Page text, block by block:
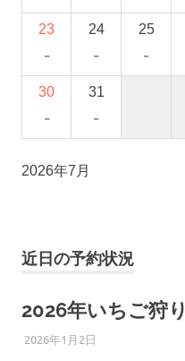
23
-
24
-
25
-
30
-
31
-
2026年7月
近日の予約状況
2026年いちご狩
2026年1月2日